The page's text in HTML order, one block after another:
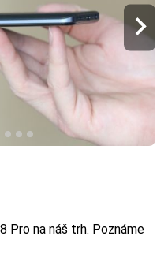
Pro na náš trh. Poznáme